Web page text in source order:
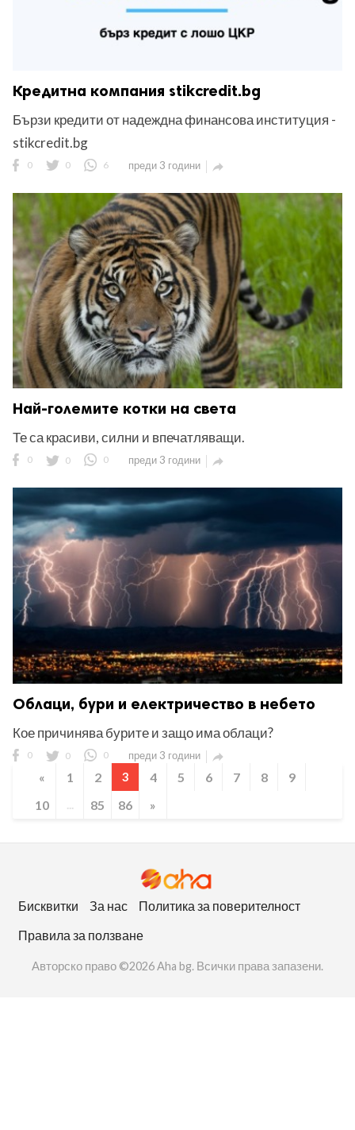
Кредитна компания stikcredit.bg
Бързи кредити от надеждна финансова институция -
stikcredit.bg
0 0 6 преди 3 години 
Най-големите котки на света
Те са красиви, силни и впечатляващи.
0 0 0 преди 3 години 
Облаци, бури и електричество в небето
Кое причинява бурите и защо има облаци?
0 0 0 преди 3 години 
« 1 2 3 4 5 6 7 8
9
10
... 85 86 »
Бисквитки За нас
Политика за поверителност
Правила за ползване
Авторско право ©2026 Aha bg. Всички права запазени.